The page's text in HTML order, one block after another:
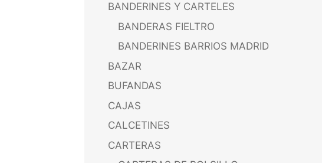
BANDERINES Y CARTELES
BANDERAS FIELTRO
BANDERINES BARRIOS MADRID
BAZAR
BUFANDAS
CAJAS
CALCETINES
CARTERAS